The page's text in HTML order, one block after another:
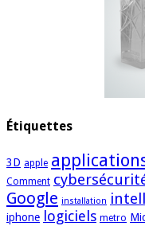
Étiquettes
3D apple
Comment
Google installation
iphone logiciels metro